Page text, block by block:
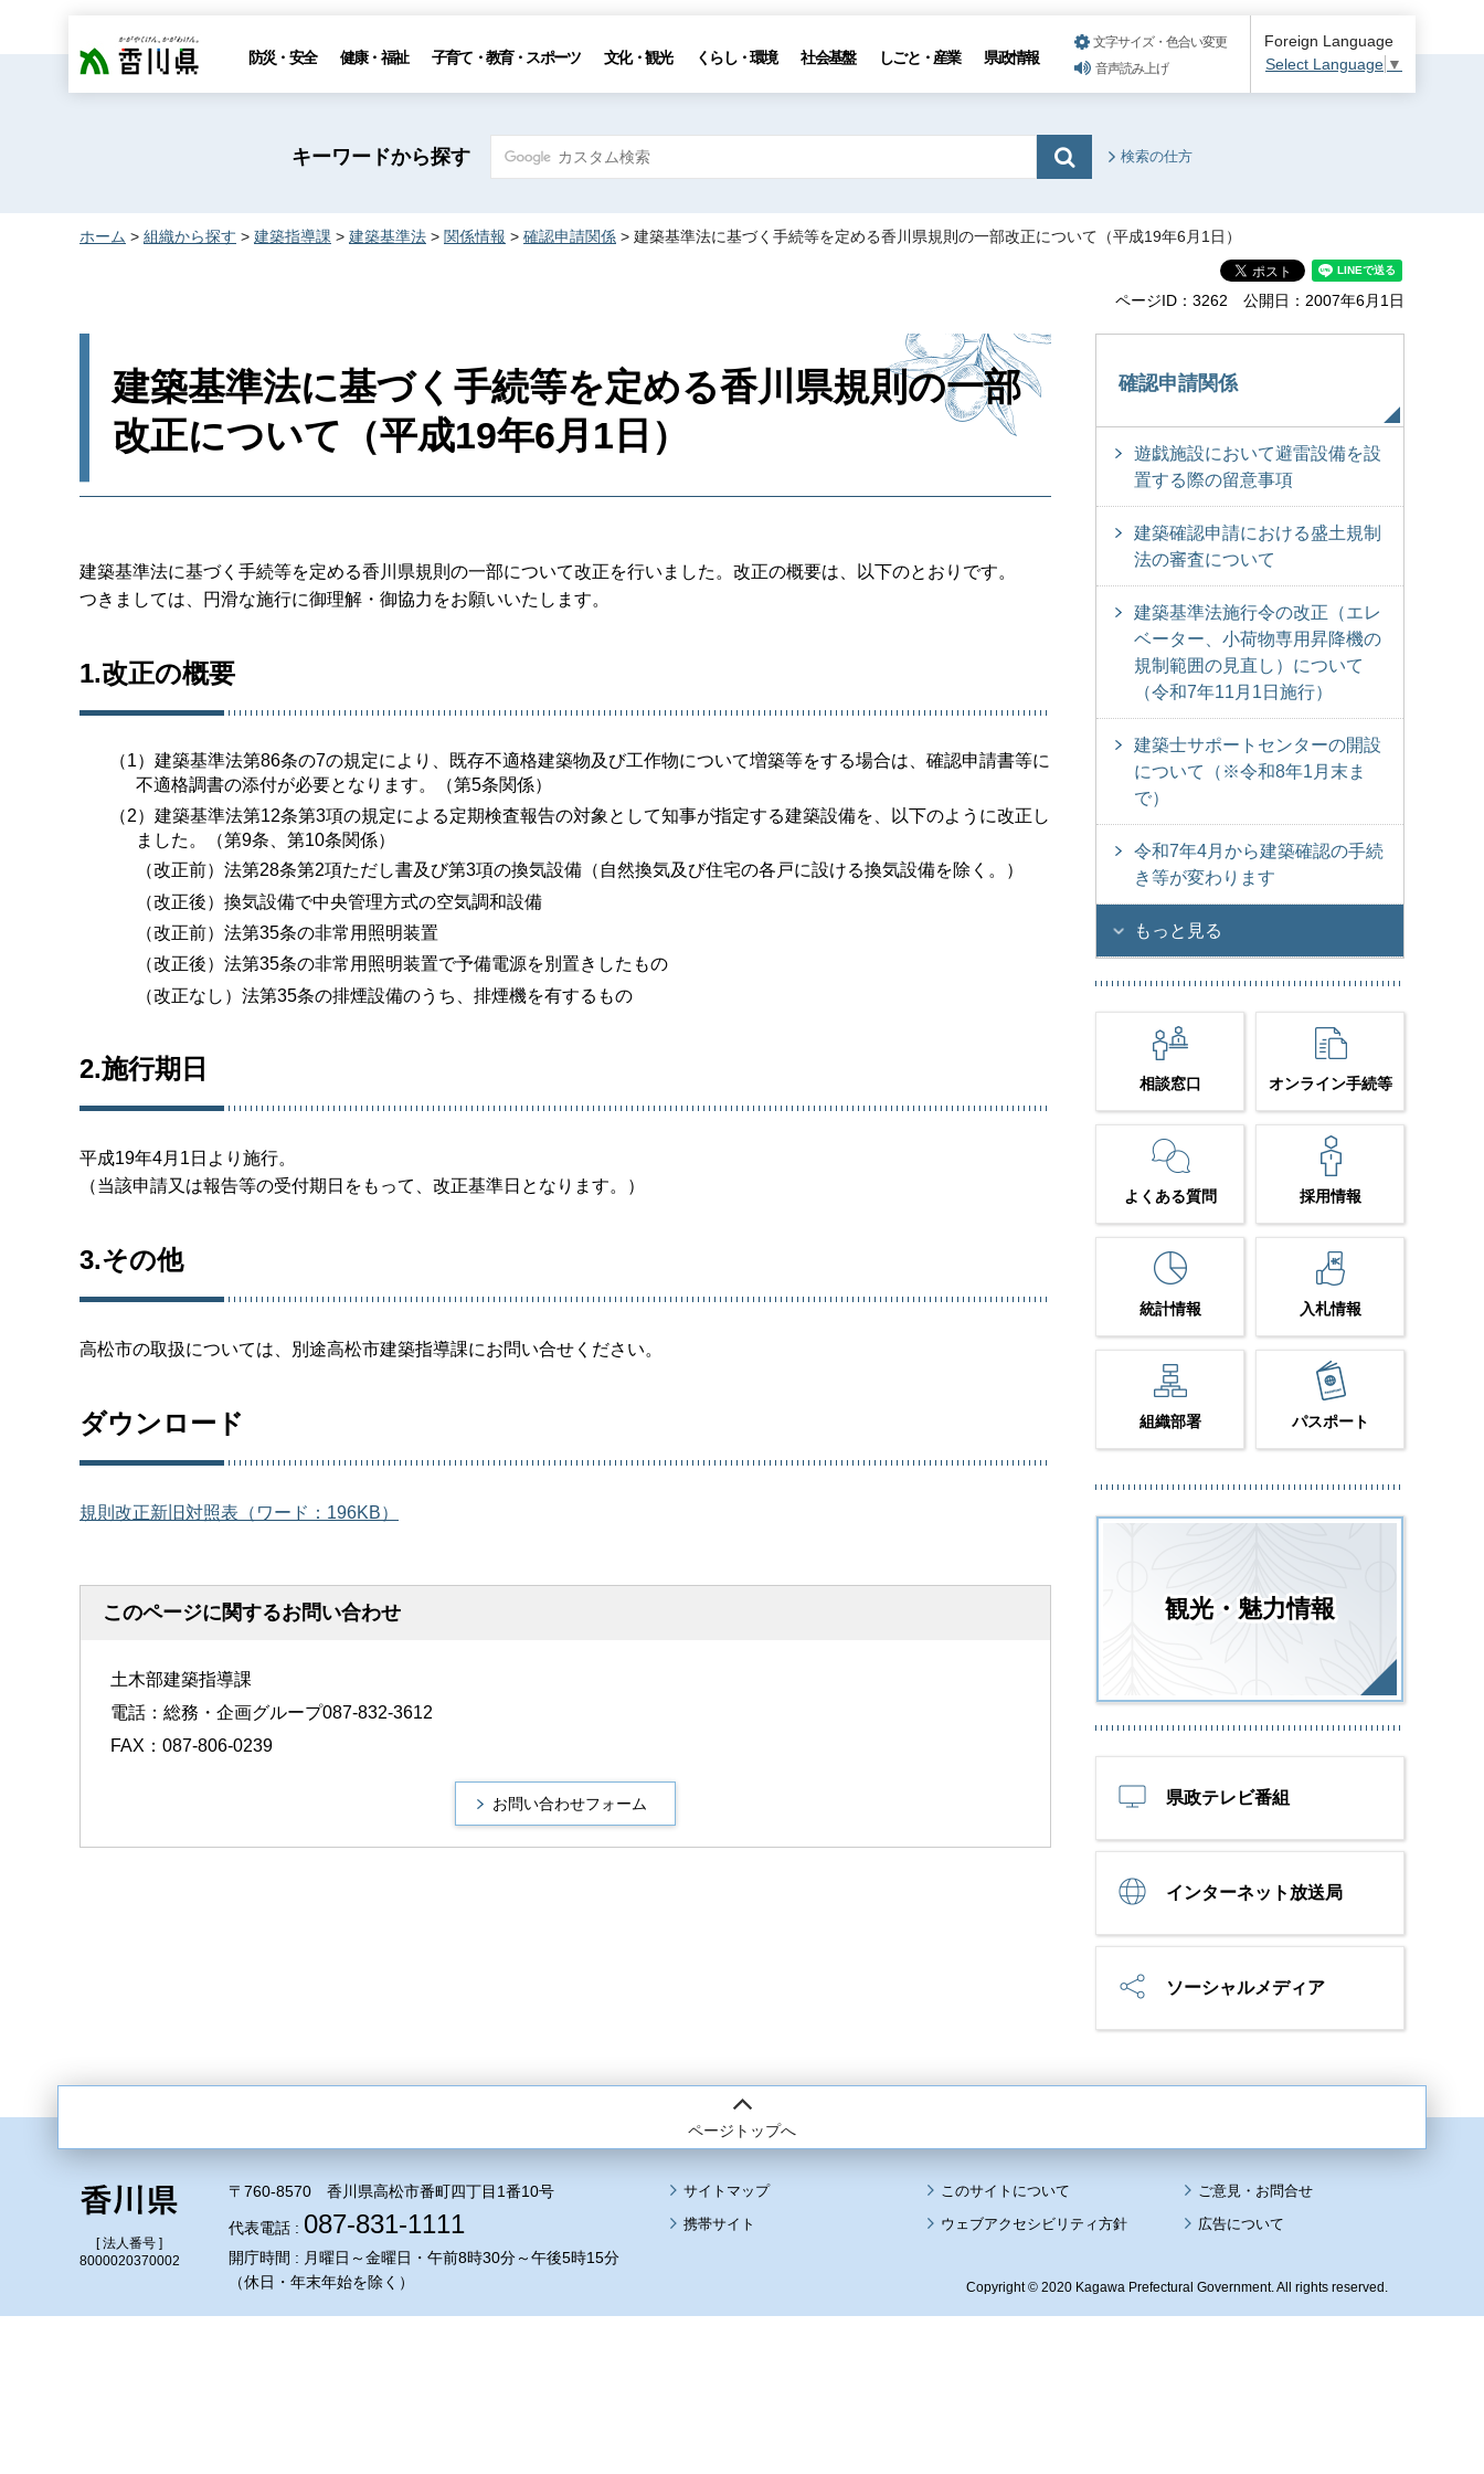
香川県 防災・安全 健康・福祉 子育て・教育・スポーツ 文化・観光 くらし・環境 社会基盤 しごと・産業 県政情報
文字サイズ・色合い変更
音声読み上げ
Foreign Language
Select Language ▼
キーワードから探す 検索の仕方
ホーム > 組織から探す > 建築指導課 > 建築基準法 > 関係情報 > 確認申請関係 > 建築基準法に基づく手続等を定める香川県規則の一部改正について（平成19年6月1日）
ページID：3262 公開日：2007年6月1日
建築基準法に基づく手続等を定める香川県規則の一部
改正について（平成19年6月1日）
建築基準法に基づく手続等を定める香川県規則の一部について改正を行いました。改正の概要は、以下のとおりです。
つきましては、円滑な施行に御理解・御協力をお願いいたします。
1.改正の概要
（1）建築基準法第86条の7の規定により、既存不適格建築物及び工作物について増築等をする場合は、確認申請書等に
不適格調書の添付が必要となります。（第5条関係）
（2）建築基準法第12条第3項の規定による定期検査報告の対象として知事が指定する建築設備を、以下のように改正し
ました。（第9条、第10条関係）
（改正前）法第28条第2項ただし書及び第3項の換気設備（自然換気及び住宅の各戸に設ける換気設備を除く。）
（改正後）換気設備で中央管理方式の空気調和設備
（改正前）法第35条の非常用照明装置
（改正後）法第35条の非常用照明装置で予備電源を別置きしたもの
（改正なし）法第35条の排煙設備のうち、排煙機を有するもの
2.施行期日
平成19年4月1日より施行。
（当該申請又は報告等の受付期日をもって、改正基準日となります。）
3.その他
高松市の取扱については、別途高松市建築指導課にお問い合せください。
ダウンロード
規則改正新旧対照表（ワード：196KB）
このページに関するお問い合わせ
土木部建築指導課
電話：総務・企画グループ087-832-3612
FAX：087-806-0239
確認申請関係
遊戯施設において避雷設備を設
置する際の留意事項
建築確認申請における盛土規制
法の審査について
建築基準法施行令の改正（エレ
ベーター、小荷物専用昇降機の
規制範囲の見直し）について
（令和7年11月1日施行）
建築士サポートセンターの開設
について（※令和8年1月末ま
で）
令和7年4月から建築確認の手続
き等が変わります
もっと見る
相談窓口 オンライン手続等
よくある質問 採用情報
統計情報 入札情報
組織部署 パスポート
観光・魅力情報
県政テレビ番組
インターネット放送局
ソーシャルメディア
ページトップへ
[ 法人番号 ]
8000020370002
〒760-8570 香川県高松市番町四丁目1番10号
代表電話 : 087-831-1111
開庁時間 : 月曜日～金曜日・午前8時30分～午後5時15分
（休日・年末年始を除く）
サイトマップ
このサイトについて
携帯サイト
ウェブアクセシビリティ方針 広告について
Copyright © 2020 Kagawa Prefectural Government. All rights reserved.